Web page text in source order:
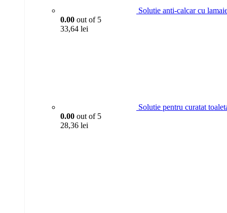
Solutie anti-calcar cu
0.00 out of 5
33,64 lei
Solutie pentru curatat
0.00 out of 5
28,36 lei